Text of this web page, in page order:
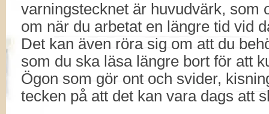
varningstecknet är huvudvärk, som
om när du arbetat en längre tid vid
Det kan även röra sig om att du
som du ska läsa längre bort för att
Ögon som gör ont och svider,
tecken på att det kan vara dags att